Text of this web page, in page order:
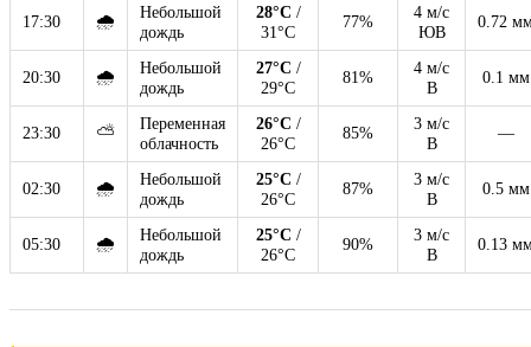
17:30 🌧
Небольшой
дождь
28°C /
31°C
77%
4 м/с
ЮВ
0.72
20:30 🌧
Небольшой
дождь
27°C /
29°C
81%
4 м/с
В
0.1 мм
23:30 ⛅
Переменная
облачность
26°C /
26°C
85%
3 м/с
В
—
02:30 🌧
Небольшой
дождь
25°C /
26°C
87%
3 м/с
В
0.5 мм
05:30 🌧
Небольшой
дождь
25°C /
26°C
90%
3 м/с
В
0.13